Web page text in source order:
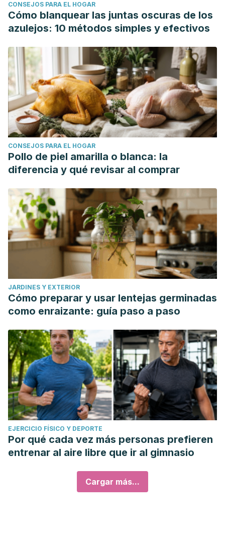
CONSEJOS PARA EL HOGAR
Cómo blanquear las juntas oscuras de los
azulejos: 10 métodos simples y efectivos
CONSEJOS PARA EL HOGAR
Pollo de piel amarilla o blanca: la
diferencia y qué revisar al comprar
JARDINES Y EXTERIOR
Cómo preparar y usar lentejas germinadas
como enraizante: guía paso a paso
EJERCICIO FÍSICO Y DEPORTE
Por qué cada vez más personas prefieren
entrenar al aire libre que ir al gimnasio
Cargar más...